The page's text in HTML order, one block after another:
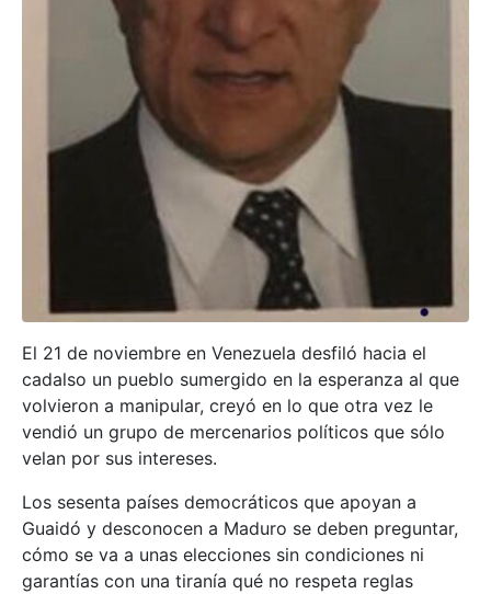
El 21 de noviembre en Venezuela desfiló hacia el
cadalso un pueblo sumergido en la esperanza al que
volvieron a manipular, creyó en lo que otra vez le
vendió un grupo de mercenarios políticos que sólo
velan por sus intereses.
Los sesenta países democráticos que apoyan a
Guaidó y desconocen a Maduro se deben preguntar,
cómo se va a unas elecciones sin condiciones ni
garantías con una tiranía qué no respeta reglas